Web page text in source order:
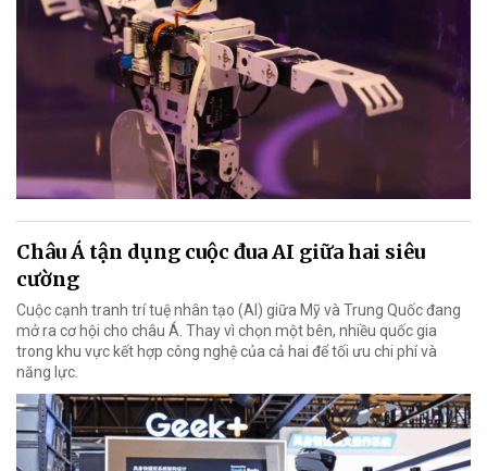
Châu Á tận dụng cuộc đua AI giữa hai siêu
cường
Cuộc cạnh tranh trí tuệ nhân tạo (AI) giữa Mỹ và Trung Quốc đang
mở ra cơ hội cho châu Á. Thay vì chọn một bên, nhiều quốc gia
trong khu vực kết hợp công nghệ của cả hai để tối ưu chi phí và
năng lực.